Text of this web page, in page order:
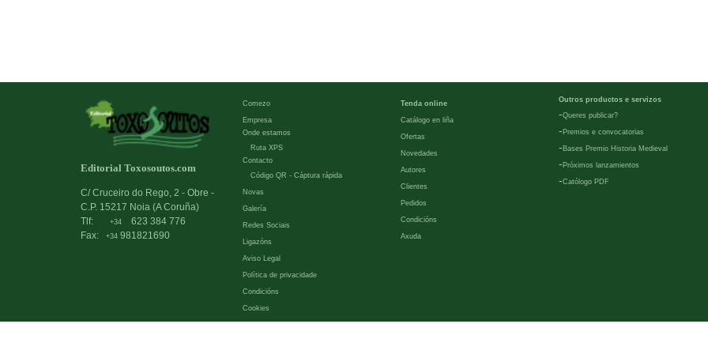
Editorial Toxosoutos.com
C/ Cruceiro do Rego, 2 - Obre -
C.P. 15217 Noia (A Coruña)
Tlf:
+34
623 384 776
Fax:
+34 981821690
Comezo
Empresa
Onde estamos
Ruta XPS
Contacto
Código QR - Cáptura rápida
Novas
Galería
Redes Sociais
Ligazóns
Aviso Legal
Política de privacidade
Condicións
Cookies
Tenda online
Catálogo en liña
Ofertas
Novedades
Autores
Clientes
Pedidos
Condicións
Axuda
Outros productos e servizos
-Queres publicar?
- Premios e convocatorias
- Bases Premio Historia Medieval
- Próximos lanzamientos
-Católogo PDF